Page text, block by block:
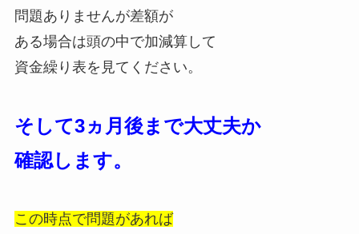
問題ありませんが差額が
ある場合は頭の中で加減算して
資金繰り表を見てください。
そして3ヵ月後まで大丈夫か
確認します。
この時点で問題があれば